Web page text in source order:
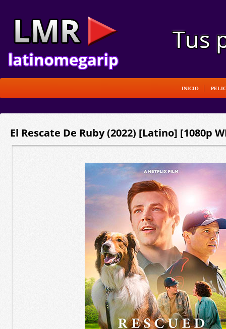
INICIO
El Rescate De Ruby (2022) [Latino] [1080p